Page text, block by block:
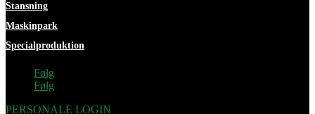
Stansning
Maskinpark
Specialproduktion
Følg
Følg
PERSONALE LOGIN